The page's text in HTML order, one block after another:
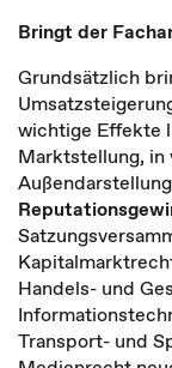
Bringt der
Grundsätzlich
wichtige Effekte
Marktstellung,
Handels- und
Transport- und